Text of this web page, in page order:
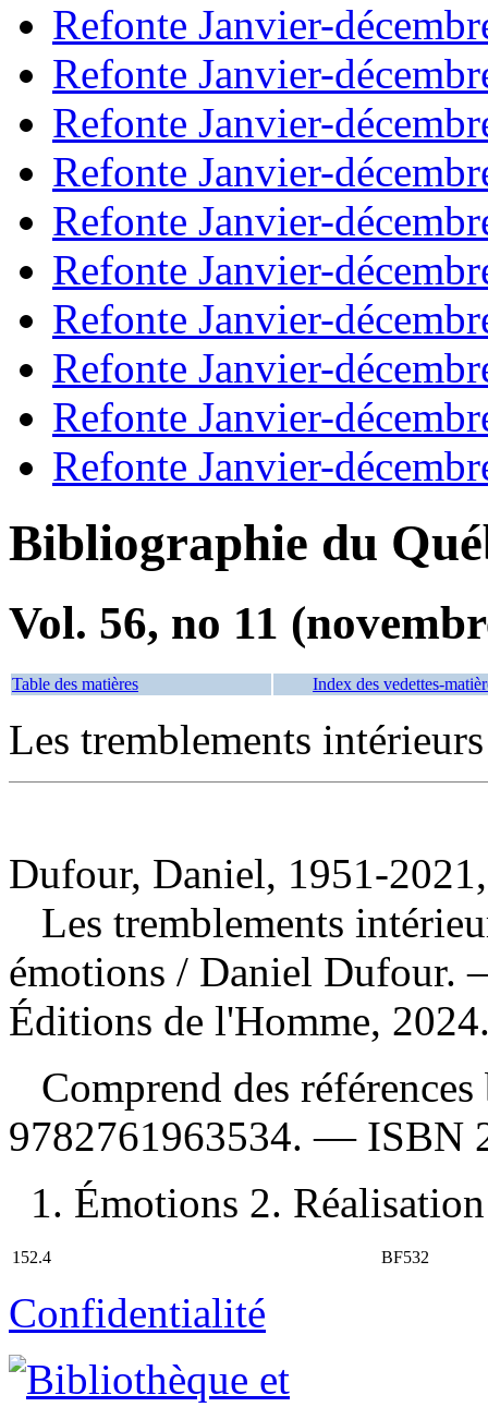
Refonte Janvier-
Refonte Janvier-
Refonte Janvier-
Refonte Janvier-
Refonte Janvier-
Refonte Janvier-
Refonte Janvier-
Refonte Janvier-
Refonte Janvier-
Refonte Janvier-
Bibliographie du
Vol. 56, no 11
Table des matières Index des vedettes-
Les tremblements intérieurs
Dufour, Daniel, 1951-
Les tremblements
émotions / Daniel Dufour.
Éditions de l'Homme,
Comprend des
9782761963534. — ISBN
1. Émotions 2.
152.4 BF532
Confidentialité